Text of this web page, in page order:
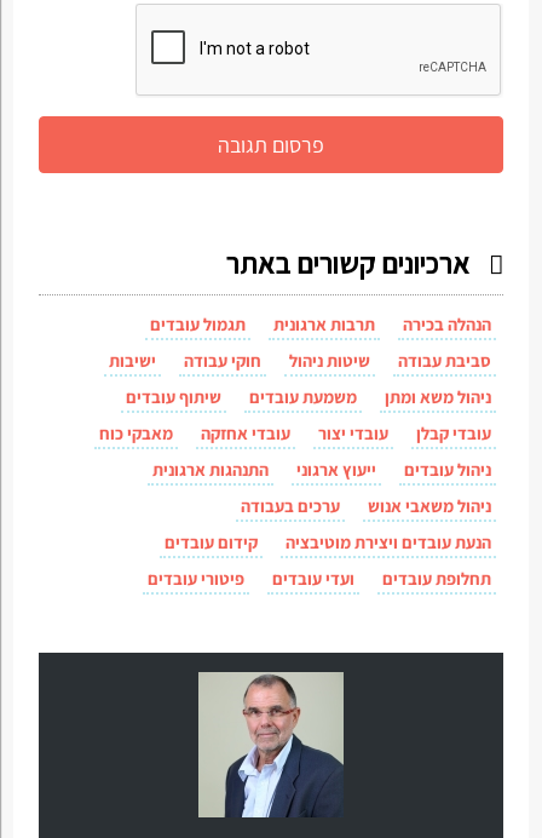
ארכיונים קשורים באתר
הנהלה בכירה תרבות ארגונית
תגמול עובדים
סביבת עבודה
שיטות ניהול חוקי עבודה
ישיבות
ניהול משא ומתן
משמעת עובדים
שיתוף עובדים
עובדי קבלן
עובדי יצור עובדי אחזקה
מאבקי כוח
ניהול עובדים
ייעוץ ארגוני
התנהגות ארגונית
ניהול משאבי אנוש
ערכים בעבודה
הנעת עובדים ויצירת מוטיבציה
קידום עובדים
תחלופת עובדים
ועדי עובדים פיטורי עובדים